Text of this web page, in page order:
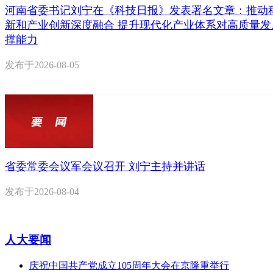
河南省委书记刘宁在《科技日报》发表署名文章：推动
新和产业创新深度融合 提升现代化产业体系对高质量
撑能力
发布于2026-08-05
省委常委会议军会议召开 刘宁主持并讲话
发布于2026-08-04
人大要闻
庆祝中国共产党成立105周年大会在京隆重举行